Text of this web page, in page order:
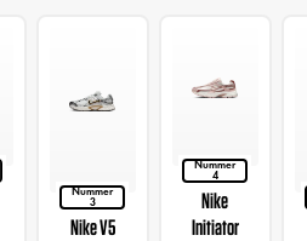
Nummer
3
Nike V5
Nummer
4
Nike
Initiator